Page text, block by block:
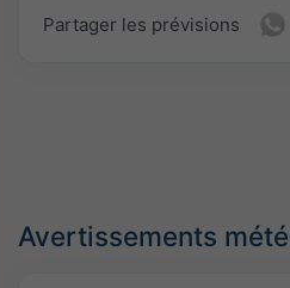
Partager les prévisions
Avertissements